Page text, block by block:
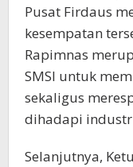
Pusat Firdaus
kesempatan
Rapimnas
SMSI untuk
sekaligus
dihadapi
Selanjutnya,